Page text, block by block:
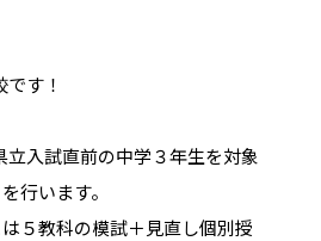
す！
立入試直前の中学３年生を対象
行います。
は５教科の模試＋見直し個別授